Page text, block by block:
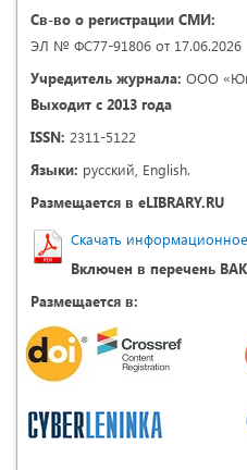
Св-во о регистрации СМИ:
ЭЛ № ФС77-91806 от 17.06.2026
Учредитель журнала: ООО
Выходит с 2013 года
ISSN: 2311-5122
Языки: русский, English.
Размещается в eLIBRARY.RU
Скачать
Включен в перечень
Размещается в: